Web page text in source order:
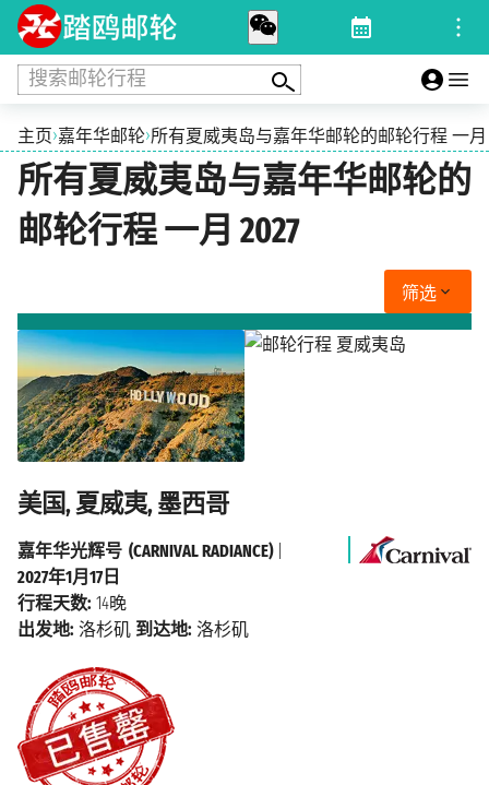
搜索邮轮行程
主页›嘉年华邮轮›所有夏威夷岛与嘉年华邮轮的邮轮行程 一月
所有夏威夷岛与嘉年华邮轮的
邮轮行程 一月 2027
筛选
美国, 夏威夷, 墨西哥
嘉年华光辉号 (CARNIVAL RADIANCE)|
2027年1月17日
行程天数: 14晚
出发地: 洛杉矶 到达地: 洛杉矶